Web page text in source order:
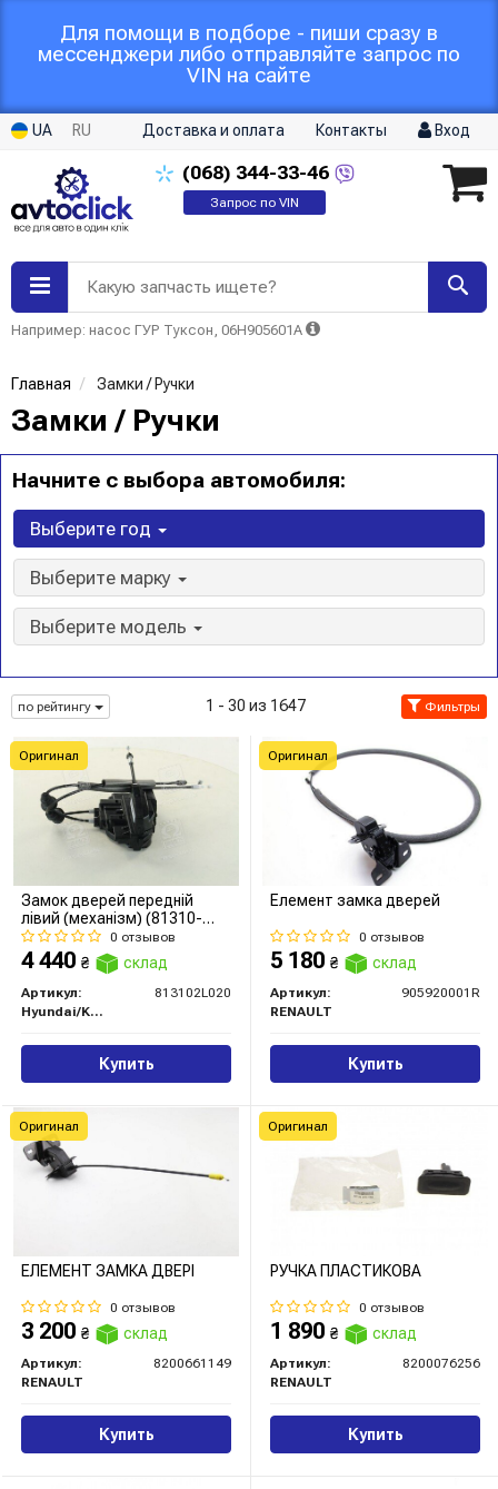
Для помощи в подборе - пиши сразу в
мессенджери либо отправляйте запрос по
VIN на сайте
UA RU Доставка и оплата Контакты Вход
(068) 344-33-46
Запрос по VIN
Какую запчасть ищете?
Например: насос ГУР Туксон, 06H905601A
Главная Замки / Ручки
Замки / Ручки
Начните с выбора автомобиля:
Выберите год
Выберите марку
Выберите модель
по рейтингу 1 - 30 из 1647 Фильтры
Замок дверей передній
лівий (механізм) (81310-
2L020) Mobis0 отзывов
4 440 ₴ склад
Артикул:
813102L020
Hyundai/Kia/Mobis
Купить
Оригинал
Елемент замка дверей
0 отзывов
5 180 ₴ склад
Артикул:
905920001R
RENAULT
Купить
Оригинал
ЕЛЕМЕНТ ЗАМКА ДВЕРІ
0 отзывов
3 200 ₴ склад
Артикул:
8200661149
RENAULT
Купить
Оригинал
РУЧКА ПЛАСТИКОВА
0 отзывов
1 890 ₴ склад
Артикул:
8200076256
RENAULT
Купить
Оригинал